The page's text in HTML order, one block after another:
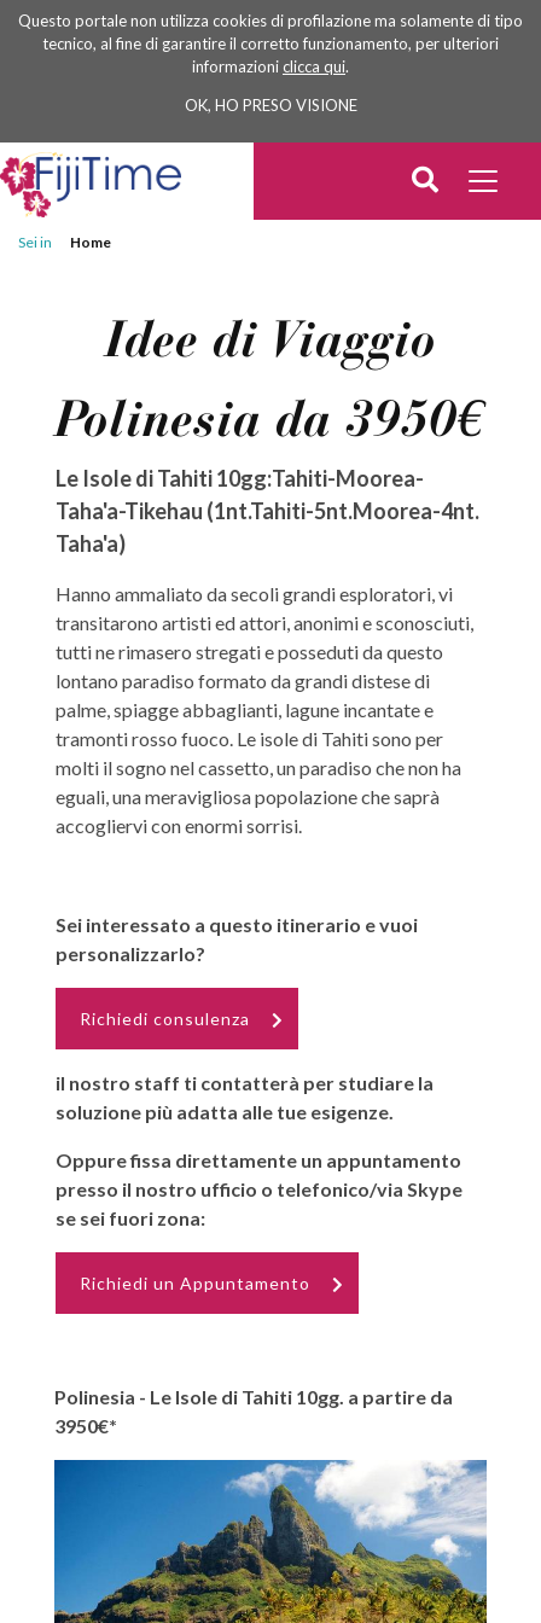
Questo portale non utilizza cookies di profilazione ma solamente di tipo
tecnico, al fine di garantire il corretto funzionamento, per ulteriori
informazioniclicca qui.
OK, HO PRESO VISIONE
Sei in Home
Idee di Viaggio
Polinesia da 3950€
Le Isole di Tahiti 10gg:Tahiti-Moorea-
Taha'a-Tikehau (1nt.Tahiti-5nt.Moorea-4nt.
Taha'a)
Hanno ammaliato da secoli grandi esploratori, vi
transitarono artisti ed attori, anonimi e sconosciuti,
tutti ne rimasero stregati e posseduti da questo
lontano paradiso formato da grandi distese di
palme, spiagge abbaglianti, lagune incantate e
tramonti rosso fuoco. Le isole di Tahiti sono per
molti il sogno nel cassetto, un paradiso che non ha
eguali, una meravigliosa popolazione che saprà
accogliervi con enormi sorrisi.
Sei interessato a questo itinerario e vuoi
personalizzarlo?
Richiedi consulenza
il nostro staff ti contatterà per studiare la
soluzione più adatta alle tue esigenze.
Oppure fissa direttamente un appuntamento
presso il nostro ufficio o telefonico/via Skype
se sei fuori zona:
Richiedi un Appuntamento
Polinesia - Le Isole di Tahiti 10gg. a partire da
3950€*